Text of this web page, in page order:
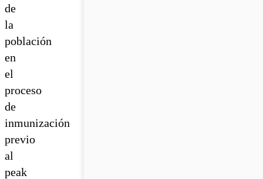
de
la
población
en
el
proceso
de
inmunización
previo
al
peak